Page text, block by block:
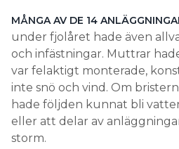
MÅNGA AV DE 14
under fjolåret hade även
och infästningar. Muttrar
var felaktigt monterade,
inte snö och vind. Om
hade följden kunnat bli
eller att delar av
storm.